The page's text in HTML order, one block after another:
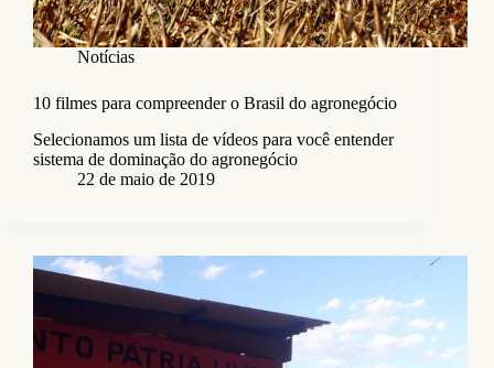
Notícias
10 filmes para compreender o Brasil do agronegócio
Selecionamos um lista de vídeos para você entender
sistema de dominação do agronegócio
22 de maio de 2019